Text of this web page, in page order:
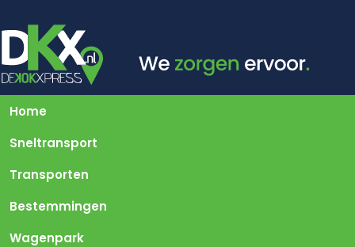
Home
Sneltransport
Transporten
Bestemmingen
Wagenpark